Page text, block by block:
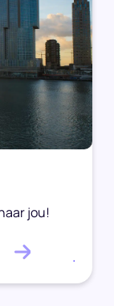
jou!
.